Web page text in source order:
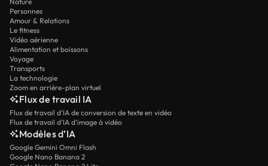
Personnes
Amour & Relations
Le fitness
Vidéo aérienne
Alimentation et boissons
Voyage
Transports
La technologie
Zoom en arrière-plan virtuel
Flux de travail IA
Flux de travail d’IA de conversion de texte en vidéo
Flux de travail d’IA d’image à vidéo
Modèles d’IA
Google Gemini Omni Flash
Google Nano Banana 2